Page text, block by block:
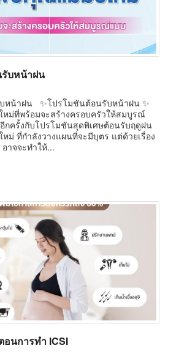
บหน้าฝน
หน้าฝน ✨โปรโมชันต้อนรับหน้าฝน ✨
ม่ที่พร้อมจะสร้างครอบครัวให้สมบูรณ์
กครั้งกับโปรโมชันสุดพิเศษต้อนรับฤดูฝน
ที่กำลังวางแผนที่จะมีบุตร แต่ด้วยเรื่อง
าจจะทำให้...
อนการทำ ICSI